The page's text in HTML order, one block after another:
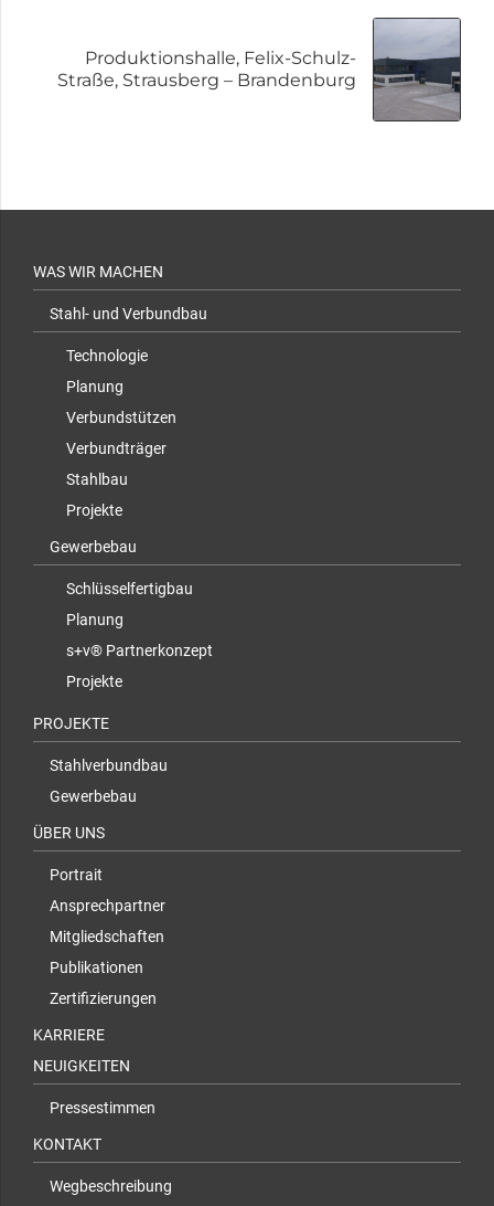
Produktionshalle, Felix-Schulz-
Straße, Strausberg – Brandenburg
WAS WIR MACHEN
Stahl- und Verbundbau
Technologie
Planung
Verbundstützen
Verbundträger
Stahlbau
Projekte
Gewerbebau
Schlüsselfertigbau
Planung
s+v® Partnerkonzept
Projekte
PROJEKTE
Stahlverbundbau
Gewerbebau
ÜBER UNS
Portrait
Ansprechpartner
Mitgliedschaften
Publikationen
Zertifizierungen
KARRIERE
NEUIGKEITEN
Pressestimmen
KONTAKT
Wegbeschreibung
TRAUSBERG – BRANDENBURG